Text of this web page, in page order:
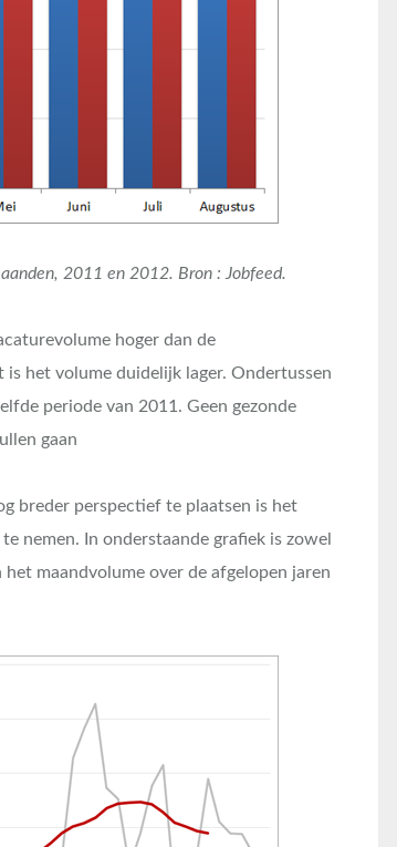
2011 en 2012. Bron : Jobfeed.
hoger dan de
het volume duidelijk lager. Ondertussen
periode van 2011. Geen gezonde
gaan
breder perspectief te plaatsen is het
nemen. In onderstaande grafiek is zowel
maandvolume over de afgelopen jaren